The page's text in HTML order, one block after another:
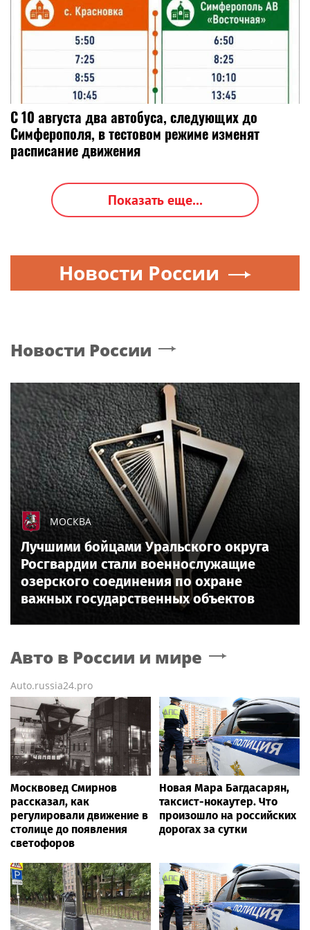
С 10 августа два автобуса, следующих до
Симферополя, в тестовом режиме изменят
расписание движения
Показать еще...
Новости России
Новости России
МОСКВА
Лучшими бойцами Уральского округа
Росгвардии стали военнослужащие
озерского соединения по охране
важных государственных объектов
Авто в России и мире
Auto.russia24.pro
Москвовед Смирнов
рассказал, как
регулировали движение в
столице до появления
светофоров
Новая Мара Багдасарян,
таксист-нокаутер. Что
произошло на российских
дорогах за сутки